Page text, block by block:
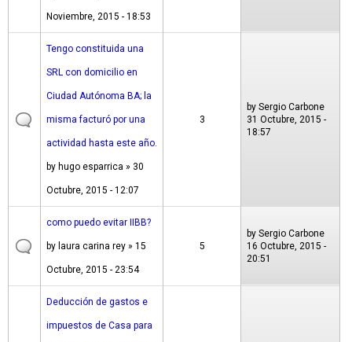
Noviembre, 2015 - 18:53
Tengo constituida una
SRL con domicilio en
Ciudad Autónoma BA; la
misma facturó por una
actividad hasta este año.
by hugo esparrica » 30
Octubre, 2015 - 12:07
3
by Sergio Carbone
31 Octubre, 2015 -
18:57
como puedo evitar IIBB?
by laura carina rey » 15
Octubre, 2015 - 23:54
5
by Sergio Carbone
16 Octubre, 2015 -
20:51
Deducción de gastos e
impuestos de Casa para